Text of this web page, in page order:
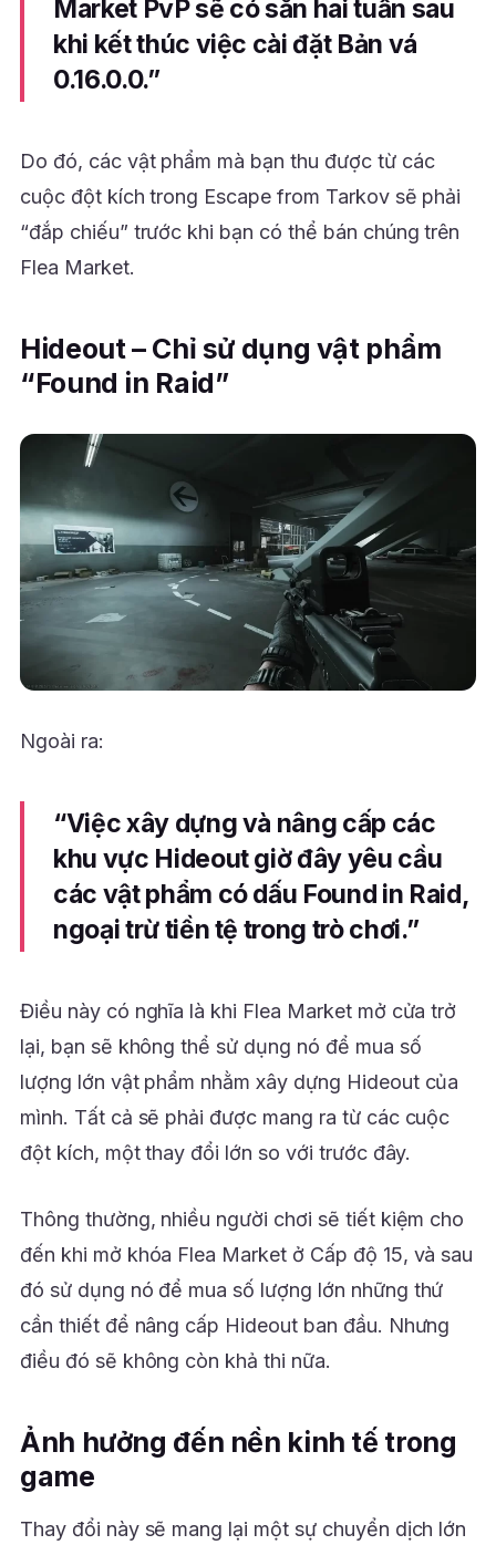
Market PvP sẽ có sẵn hai tuần sau
khi kết thúc việc cài đặt Bản vá
0.16.0.0.”
Do đó, các vật phẩm mà bạn thu được từ các
cuộc đột kích trong Escape from Tarkov sẽ phải
“đắp chiếu” trước khi bạn có thể bán chúng trên
Flea Market.
Hideout – Chỉ sử dụng vật phẩm
“Found in Raid”
Ngoài ra:
“Việc xây dựng và nâng cấp các
khu vực Hideout giờ đây yêu cầu
các vật phẩm có dấu Found in Raid,
ngoại trừ tiền tệ trong trò chơi.”
Điều này có nghĩa là khi Flea Market mở cửa trở
lại, bạn sẽ không thể sử dụng nó để mua số
lượng lớn vật phẩm nhằm xây dựng Hideout của
mình. Tất cả sẽ phải được mang ra từ các cuộc
đột kích, một thay đổi lớn so với trước đây.
Thông thường, nhiều người chơi sẽ tiết kiệm cho
đến khi mở khóa Flea Market ở Cấp độ 15, và sau
đó sử dụng nó để mua số lượng lớn những thứ
cần thiết để nâng cấp Hideout ban đầu. Nhưng
điều đó sẽ không còn khả thi nữa.
Ảnh hưởng đến nền kinh tế trong
game
Thay đổi này sẽ mang lại một sự chuyển dịch lớn